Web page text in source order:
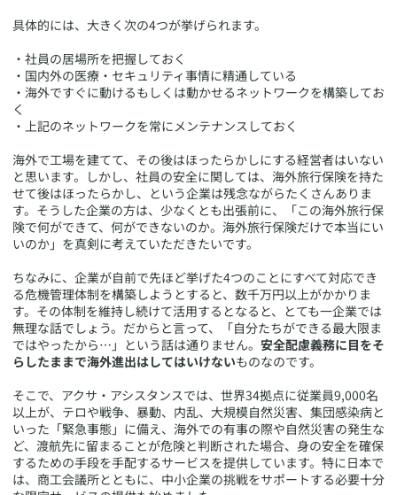
具体的には、大きく次の4つが挙げられます。
・社員の居場所を把握しておく
・国内外の医療・セキュリティ事情に精通している
・海外ですぐに動けるもしくは動かせるネットワークを構築してお
く
・上記のネットワークを常にメンテナンスしておく
海外で工場を建てて、その後はほったらかしにする経営者はいない
と思います。しかし、社員の安全に関しては、海外旅行保険を持た
せて後はほったらかし、という企業は残念ながらたくさんありま
す。そうした企業の方は、少なくとも出張前に、「この海外旅行保
険で何ができて、何ができないのか。海外旅行保険だけで本当にい
いのか」を真剣に考えていただきたいです。
ちなみに、企業が自前で先ほど挙げた4つのことにすべて対応でき
る危機管理体制を構築しようとすると、数千万円以上がかかりま
す。その体制を維持し続けて活用するとなると、とても一企業では
無理な話でしょう。だからと言って、「自分たちができる最大限ま
ではやったから…」という話は通りません。 安全配慮義務に目をそ
らしたままで海外進出はしてはいけないものなのです。
そこで、アクサ・アシスタンスでは、世界34拠点に従業員9,000名
以上が、テロや戦争、暴動、内乱、大規模自然災害、集団感染病と
いった「緊急事態」に備え、海外での有事の際や自然災害の発生な
ど、渡航先に留まることが危険と判断された場合、身の安全を確保
するための手段を手配するサービスを提供しています。特に日本で
は、商工会議所とともに、中小企業の挑戦をサポートする必要十分